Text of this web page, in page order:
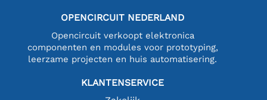
OPENCIRCUIT NEDERLAND
Opencircuit verkoopt elektronica
componenten en modules voor prototyping,
leerzame projecten en huis automatisering.
KLANTENSERVICE